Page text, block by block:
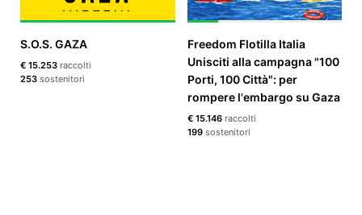
S.O.S. GAZA
€ 15.253 raccolti
253 sostenitori
Freedom Flotilla Italia
Unisciti alla campagna "100
Porti, 100 Città": per
rompere l'embargo su Gaza
€ 15.146 raccolti
199 sostenitori